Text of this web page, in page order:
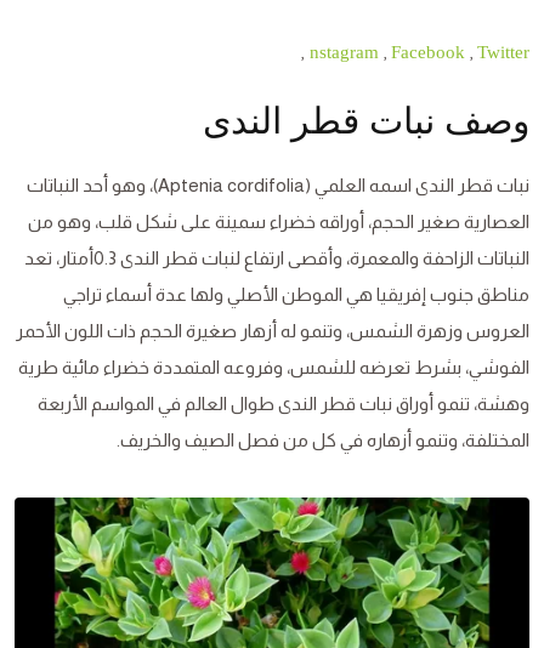
nstagram Facebook Twitter
وصف نبات قطر الندى
نبات قطر الندى اسمه العلمي (Aptenia cordifolia)، وهو أحد النباتات
العصارية صغير الحجم، أوراقه خضراء سمينة على شكل قلب، وهو من
النباتات الزاحفة والمعمرة، وأقصى ارتفاع لنبات قطر الندى 0.3أمتار، تعد
مناطق جنوب إفريقيا هي الموطن الأصلي ولها عدة أسماء تراجي
العروس وزهرة الشمس، وتنمو له أزهار صغيرة الحجم ذات اللون الأحمر
الفوشي، بشرط تعرضه للشمس، وفروعه المتمددة خضراء مائية طرية
وهشة، تنمو أوراق نبات قطر الندى طوال العالم في المواسم الأربعة
المختلفة، وتنمو أزهاره في كل من فصل الصيف والخريف.